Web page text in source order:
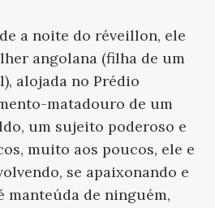
a noite do réveillon, ele
angolana (filha de um
alojada no Prédio
matadouro de um
um sujeito poderoso e
muito aos poucos, ele e
se apaixonando e
manteúda de ninguém,